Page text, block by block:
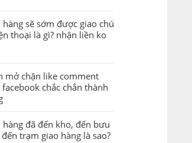
sẽ sớm được giao chú
thoại là gì? nhận liền ko
mở chặn like comment
chắc chắn thành
đã đến kho, đến bưu
đến trạm giao hàng là sao?